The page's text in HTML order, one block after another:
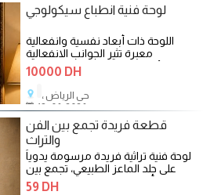
لوحة فنية انطباع سيكولوجي
اللوحة ذات أبعاد نفسية وانفعالية
معبرة تثير الجوانب الانفعالية
والأحاسيس المرتبطة بكل متلقي
بشكل
10000 DH
، حي الرياض
18/06/2026
قطعة فريدة تجمع بين الفن
والتراث
لوحة فنية تراثية فريدة مرسومة يدوياً
على جلد الماعز الطبيعي، تجمع بين
أصالة الحرف التقليدية وجمال
59 DH